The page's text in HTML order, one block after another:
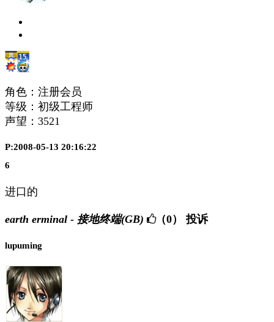
角色：注册会员
等级：初级工程师
声望： 3521
P:2008-05-13 20:16:22
6
进口的
earth erminal - 接地终端(GB) （0） 投诉
lupuming